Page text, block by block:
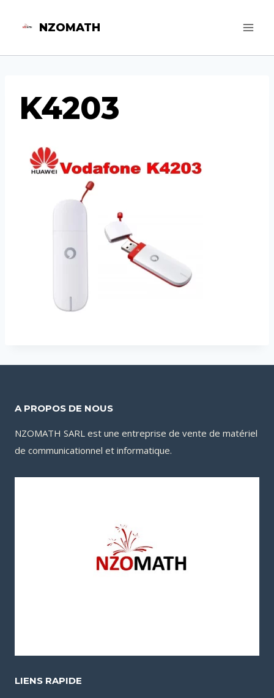
NZOMATH
K4203
A PROPOS DE NOUS
NZOMATH SARL est une entreprise de vente de matériel
de communicationnel et informatique.
LIENS RAPIDE